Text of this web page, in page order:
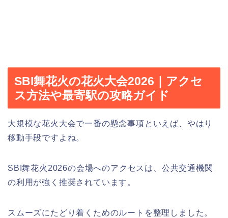
SBI舞花火の花火大会2026｜アクセ
ス方法や最寄駅の攻略ガイド
大規模な花火大会で一番の懸念事項といえば、やはり
移動手段ですよね。
SBI舞花火2026の会場へのアクセスは、公共交通機関
の利用が強く推奨されています。
スムーズにたどり着くためのルートを整理しました。